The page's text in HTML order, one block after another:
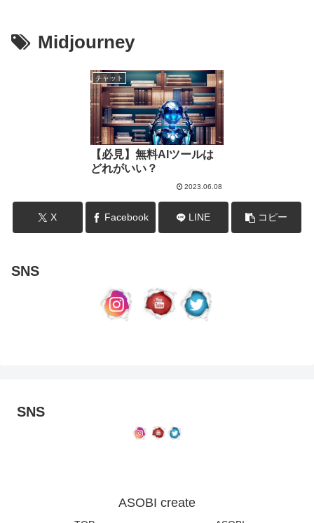
Midjourney
チャット
【必見】無料AIツールは
どれがいい？
2023.06.08
X Facebook LINE コピー
SNS
SNS
ASOBI create